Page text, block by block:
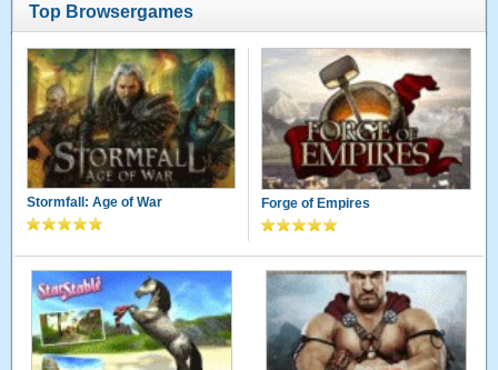
Top Browsergames
Stormfall: Age of War Forge of Empires